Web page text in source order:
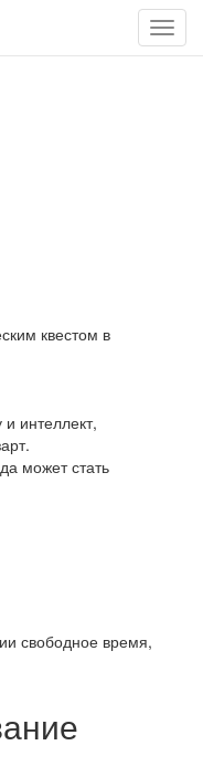
квестом в
интеллект,
может стать
свободное время,